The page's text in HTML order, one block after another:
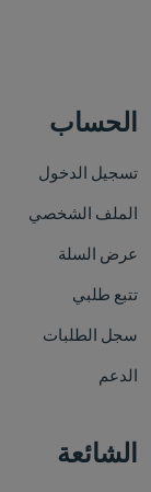
الحساب
تسجيل الدخول
الملف الشخصي
عرض السلة
تتبع طلبي
سجل الطلبات
الدعم
الشائعة